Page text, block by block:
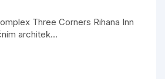
Three Corners Rihana Inn
architek...